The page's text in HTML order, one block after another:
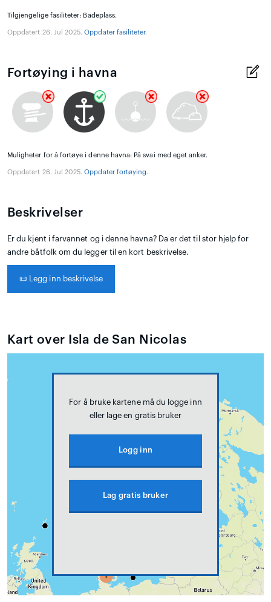
Tilgjengelige fasiliteter: Badeplass.
Oppdatert 26. Jul 2025.Oppdater fasiliteter.
Fortøying i havna
Muligheter for å fortøye i denne havna: På svai med eget anker.
Oppdatert 26. Jul 2025.Oppdater fortøying.
Beskrivelser
Er du kjent i farvannet og i denne havna? Da er det til stor hjelp for
andre båtfolk om du legger til en kort beskrivelse.
📜 Legg inn beskrivelse
Kart over Isla de San Nicolas
For å bruke kartene må du logge inn
eller lage en gratis bruker
Logg inn
Lag gratis bruker